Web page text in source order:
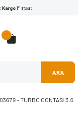
Fırsatı
ARA
- TURBO CONTASI 3.6